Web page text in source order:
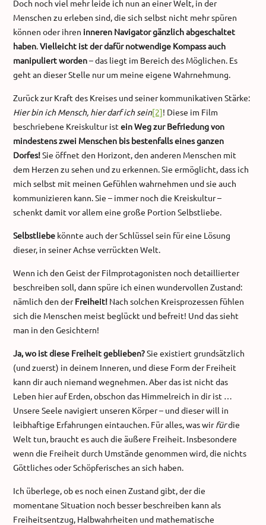
Doch noch viel mehr leide ich nun an einer Welt, in der
Menschen zu erleben sind, die sich selbst nicht mehr spüren
können oder ihren inneren Navigator gänzlich abgeschaltet
haben.Vielleicht ist der dafür notwendige Kompass auch
manipuliert worden– das liegt im Bereich des Möglichen. Es
geht an dieser Stelle nur um meine eigene Wahrnehmung.
Zurück zur Kraft des Kreises und seiner kommunikativen Stärke:
Hier bin ich Mensch, hier darf ich sein[2]! Diese im Film
beschriebene Kreiskultur istein Weg zur Befriedung von
mindestens zwei Menschen bis bestenfalls eines ganzen
Dorfes!Sie öffnet den Horizont, den anderen Menschen mit
dem Herzen zu sehen und zu erkennen. Sie ermöglicht, dass ich
mich selbst mit meinen Gefühlen wahrnehmen und sie auch
kommunizieren kann. Sie – immer noch die Kreiskultur –
schenkt damit vor allem eine große Portion Selbstliebe.
Selbstliebe könnte auch der Schlüssel sein für eine Lösung
dieser, in seiner Achse verrückten Welt.
Wenn ich den Geist der Filmprotagonisten noch detaillierter
beschreiben soll, dann spüre ich einen wundervollen Zustand:
nämlich den derFreiheit! Nach solchen Kreisprozessen fühlen
sich die Menschen meist beglückt und befreit! Und das sieht
man in den Gesichtern!
Ja, wo ist diese Freiheit geblieben?Sie existiert grundsätzlich
(und zuerst) in deinem Inneren, und diese Form der Freiheit
kann dir auch niemand wegnehmen. Aber das ist nicht das
Leben hier auf Erden, obschon das Himmelreich in dir ist …
Unsere Seele navigiert unseren Körper – und dieser will in
leibhaftige Erfahrungen eintauchen. Für alles, was wirfürdie
Welt tun, braucht es auch die äußere Freiheit. Insbesondere
wenn die Freiheit durch Umstände genommen wird, die nichts
Göttliches oder Schöpferisches an sich haben.
Ich überlege, ob es noch einen Zustand gibt, der die
momentane Situation noch besser beschreiben kann als
Freiheitsentzug, Halbwahrheiten und mathematische